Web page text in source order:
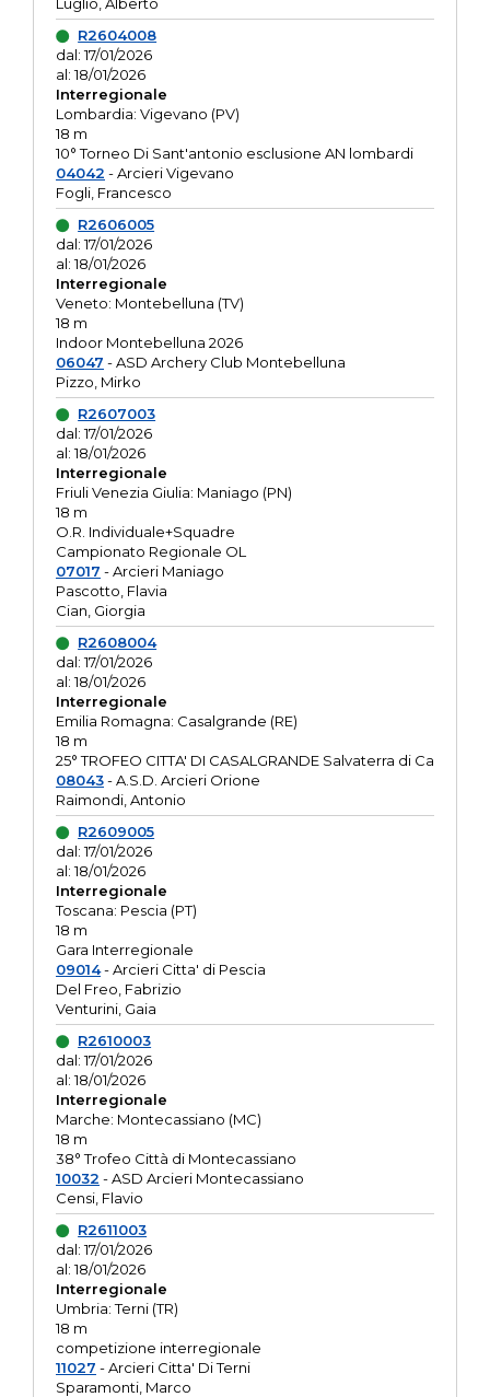
R2604008
dal: 17/01/2026
al: 18/01/2026
Interregionale
Lombardia: Vigevano (PV)
18 m
10° Torneo Di Sant'antonio esclusione AN lombardi
04042 - Arcieri Vigevano
Fogli, Francesco
R2606005
dal: 17/01/2026
al: 18/01/2026
Interregionale
Veneto: Montebelluna (TV)
18 m
Indoor Montebelluna 2026
06047 - ASD Archery Club Montebelluna
Pizzo, Mirko
R2607003
dal: 17/01/2026
al: 18/01/2026
Interregionale
Friuli Venezia Giulia: Maniago (PN)
18 m
O.R. Individuale+Squadre
Campionato Regionale OL
07017 - Arcieri Maniago
Pascotto, Flavia
Cian, Giorgia
R2608004
dal: 17/01/2026
al: 18/01/2026
Interregionale
Emilia Romagna: Casalgrande (RE)
18 m
25° TROFEO CITTA' DI CASALGRANDE Salvaterra di Ca
08043- A.S.D. Arcieri Orione
Raimondi, Antonio
R2609005
dal: 17/01/2026
al: 18/01/2026
Interregionale
Toscana: Pescia (PT)
18 m
Gara Interregionale
09014- Arcieri Citta' di Pescia
Del Freo, Fabrizio
Venturini, Gaia
R2610003
dal: 17/01/2026
al: 18/01/2026
Interregionale
Marche: Montecassiano (MC)
18 m
38° Trofeo Città di Montecassiano
10032 - ASD Arcieri Montecassiano
Censi, Flavio
R2611003
dal: 17/01/2026
al: 18/01/2026
Interregionale
Umbria: Terni (TR)
18 m
competizione interregionale
11027 - Arcieri Citta' Di Terni
Sparamonti, Marco